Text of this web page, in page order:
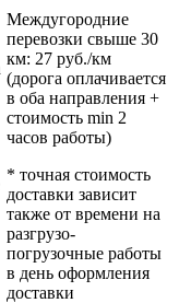
Междугородние
перевозки свыше 30
км: 27 руб./км
(дорога оплачивается
в оба направления +
стоимость min 2
часов работы)
* точная стоимость
доставки зависит
также от времени на
разгрузо-
погрузочные работы
в день оформления
доставки